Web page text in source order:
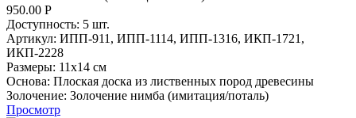
950.00 Р
Доступность: 5 шт.
Артикул: ИПП-911, ИПП-1114, ИПП-1316, ИКП-1721,
ИКП-2228
Размеры: 11х14 см
Основа: Плоская доска из лиственных пород древесины
Золочение: Золочение нимба (имитация/поталь)
Просмотр